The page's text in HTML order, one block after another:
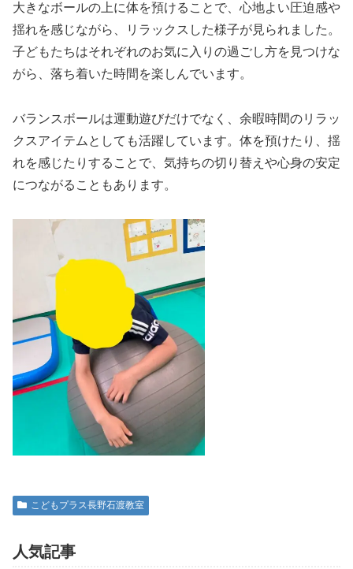
大きなボールの上に体を預けることで、心地よい圧迫感や
揺れを感じながら、リラックスした様子が見られました。
子どもたちはそれぞれのお気に入りの過ごし方を見つけな
がら、落ち着いた時間を楽しんでいます。
バランスボールは運動遊びだけでなく、余暇時間のリラッ
クスアイテムとしても活躍しています。体を預けたり、揺
れを感じたりすることで、気持ちの切り替えや心身の安定
につながることもあります。
こどもプラス長野石渡教室
人気記事